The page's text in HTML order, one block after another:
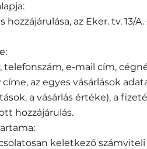
az Eker. tv. 13/A.
telefonszám, e-mail cím,
az egyes vásárlások
a vásárlás értéke), a
hozzájárulás.
keletkező